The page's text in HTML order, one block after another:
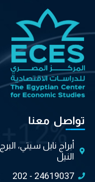
تواصل معنا
أبراج نايل سيتي،
النيل
202 - 24619037